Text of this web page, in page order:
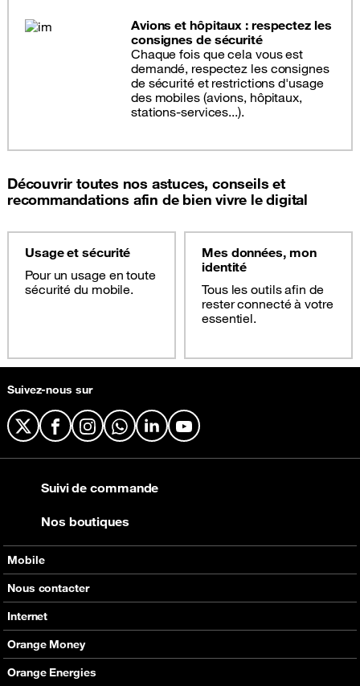
Avions et hôpitaux : respectez les
consignes de sécurité
Chaque fois que cela vous est
demandé, respectez les consignes
de sécurité et restrictions d'usage
des mobiles (avions, hôpitaux,
stations-services...).
Découvrir toutes nos astuces, conseils et
recommandations afin de bien vivre le digital
Usage et sécurité
Pour un usage en toute
sécurité du mobile.
Mes données, mon
identité
Tous les outils afin de
rester connecté à votre
essentiel.
Suivez-nous sur
X FacebookInstagramWhatsApp
LinkedInYouTube
Mobile
Nos offres
Nos produits
Assistance
Nous contacter
Tous les contacts
En boutique
Internet
Nos offres
Nos produits
Orange Money
Carte Visa Orange Money
Orange Energies
Suivi de commande
Nos boutiques